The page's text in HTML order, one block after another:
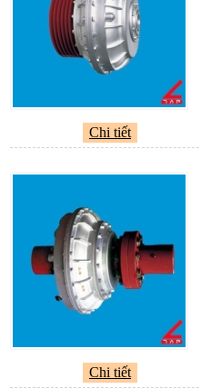
Chi tiết
Chi tiết